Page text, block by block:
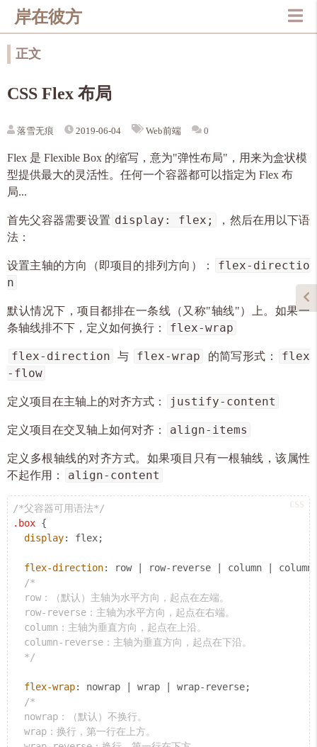
岸在彼方
正文
CSS Flex 布局
落雪无痕 2019-06-04 Web前端 0
Flex 是 Flexible Box 的缩写，意为"弹性布局"，用来为盒状模
型提供最大的灵活性。任何一个容器都可以指定为 Flex 布
局...
首先父容器需要设置 display: flex;
，然后在用以下语
法：
设置主轴的方向（即项目的排列方向）：
flex-directio
n
默认情况下，项目都排在一条线（又称"轴线"）上。如果一
条轴线排不下，定义如何换行：
flex-wrap
flex-direction 与 flex-wrap 的简写形式：
flex
-flow
定义项目在主轴上的对齐方式： justify-content
定义项目在交叉轴上如何对齐： align-items
定义多根轴线的对齐方式。如果项目只有一根轴线，该属性
不起作用：
align-content
/*父容器可用语法*/
.box {
display: flex;
flex-direction: row | row-reverse | column |
/*
  row：（默认）主轴为水平方向，起点在左端。
  row-reverse：主轴为水平方向，起点在右端。
  column：主轴为垂直方向，起点在上沿。
  column-reverse：主轴为垂直方向，起点在下沿。
  */
flex-wrap: nowrap | wrap | wrap-reverse;
/*
  nowrap：（默认）不换行。
  wrap：换行，第一行在上方。